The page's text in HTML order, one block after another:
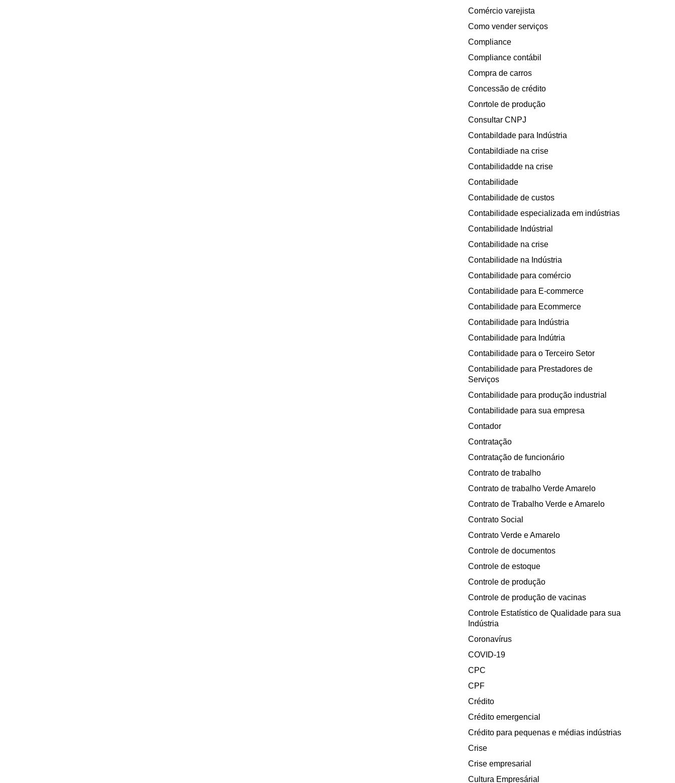
Comércio varejista
Como vender serviços
Compliance
Compliance contábil
Compra de carros
Concessão de crédito
Conrtole de produção
Consultar CNPJ
Contabildade para Indústria
Contabildiade na crise
Contabilidadde na crise
Contabilidade
Contabilidade de custos
Contabilidade especializada em indústrias
Contabilidade Indústrial
Contabilidade na crise
Contabilidade na Indústria
Contabilidade para comércio
Contabilidade para E-commerce
Contabilidade para Ecommerce
Contabilidade para Indústria
Contabilidade para Indútria
Contabilidade para o Terceiro Setor
Contabilidade para Prestadores de
Serviços
Contabilidade para produção industrial
Contabilidade para sua empresa
Contador
Contratação
Contratação de funcionário
Contrato de trabalho
Contrato de trabalho Verde Amarelo
Contrato de Trabalho Verde e Amarelo
Contrato Social
Contrato Verde e Amarelo
Controle de documentos
Controle de estoque
Controle de produção
Controle de produção de vacinas
Controle Estatístico de Qualidade para sua
Indústria
Coronavírus
COVID-19
CPC
CPF
Crédito
Crédito emergencial
Crédito para pequenas e médias indústrias
Crise
Crise empresarial
Cultura Empresárial